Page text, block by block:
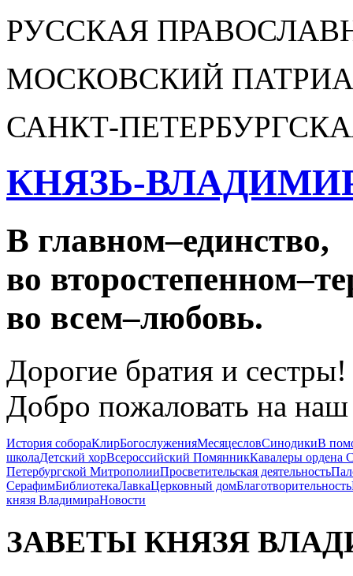
РУССКАЯ
МОСКОВСКИЙ
САНКТ-
КНЯЗЬ-
В главном–единство,
во второстепенном–
во всем–любовь.
Дорогие братия и
Добро пожаловать на наш
История собораКлирБогослуженияМесяцесловСинодикиВ
школаДетский хорВсероссийский ПомянникКавалеры ордена
Петербургской МитрополииПросветительская деятельность
СерафимБиблиотекаЛавкаЦерковный домБлаготворительность
князя ВладимираНовости
ЗАВЕТЫ КНЯЗЯ